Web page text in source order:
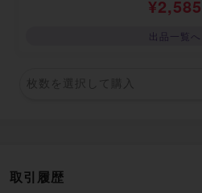
¥2,585
出品一覧へ
枚数を選択して購入
取引履歴